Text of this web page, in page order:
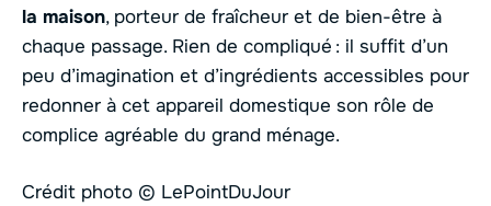
la maison, porteur de fraîcheur et de bien-être à
chaque passage. Rien de compliqué : il suffit d’un
peu d’imagination et d’ingrédients accessibles pour
redonner à cet appareil domestique son rôle de
complice agréable du grand ménage.
Crédit photo © LePointDuJour